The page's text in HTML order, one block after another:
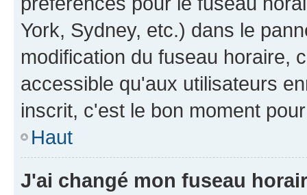
York, Sydney, etc.) dans le
modification du fuseau horaire,
accessible qu'aux utilisateurs
inscrit, c'est le bon moment
Haut
J'ai changé mon fuseau